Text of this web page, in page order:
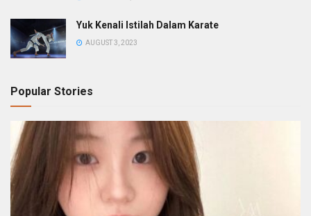
Yuk Kenali Istilah Dalam Karate
AUGUST 3, 2023
Popular Stories